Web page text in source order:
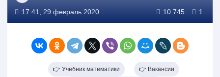
17:41, 29 февраль 2020 10 745 1
👉 Учебник математики 👉 Вакансии